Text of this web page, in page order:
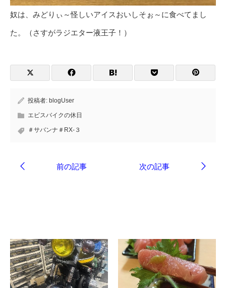
奴は、みどりぃ～怪しいアイスおいしそぉ～に食べてまし
た。（さすがラジエター液王子！）
投稿者: blogUser
エビスバイクの休日
＃サバンナ＃RX-３